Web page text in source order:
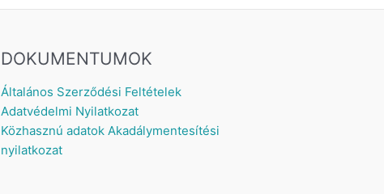
DOKUMENTUMOK
Általános Szerződési Feltételek
Adatvédelmi Nyilatkozat
Közhasznú adatok Akadálymentesítési
nyilatkozat